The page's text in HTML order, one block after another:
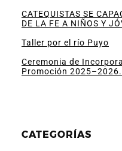
CATEQUISTAS SE
DE LA FE A NIÑOS Y
Taller por el río Puyo
Ceremonia de
Promoción 2025–2026.
CATEGORÍAS